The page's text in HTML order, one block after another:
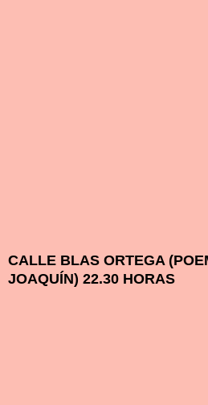
CALLE BLAS ORTEGA
JOAQUÍN) 22.30 HORAS